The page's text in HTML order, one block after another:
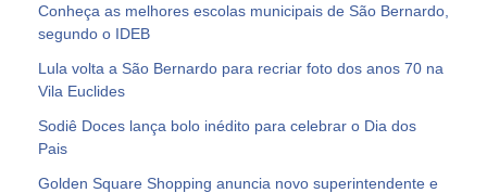
Conheça as melhores escolas municipais de São Bernardo,
segundo o IDEB
Lula volta a São Bernardo para recriar foto dos anos 70 na
Vila Euclides
Sodiê Doces lança bolo inédito para celebrar o Dia dos
Pais
Golden Square Shopping anuncia novo superintendente e